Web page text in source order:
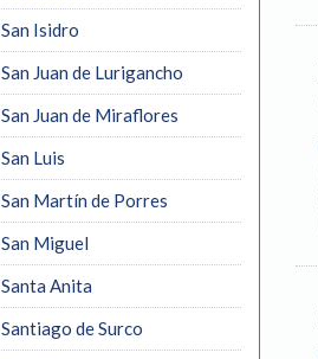
San Isidro
San Juan de Lurigancho
San Juan de Miraflores
San Luis
San Martín de Porres
San Miguel
Santa Anita
Santiago de Surco